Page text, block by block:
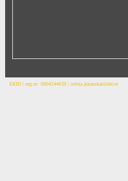
EKID | org.nr: 6604244639 | info(a.)skanskabilder.se